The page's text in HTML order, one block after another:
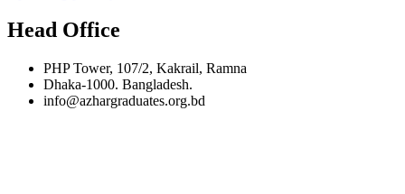
Head Office
PHP Tower, 107/2, Kakrail, Ramna
Dhaka-1000. Bangladesh.
info@azhargraduates.org.bd